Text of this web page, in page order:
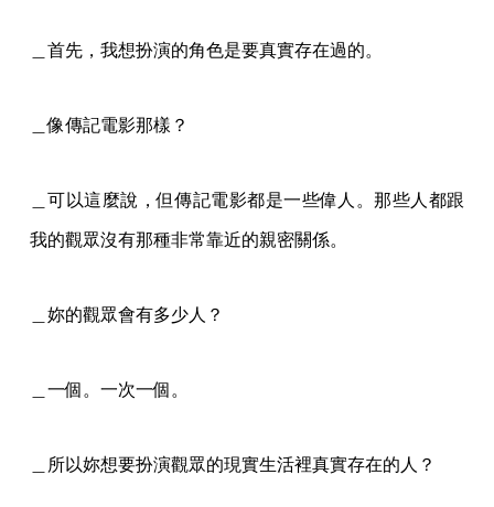
＿首先，我想扮演的角色是要真實存在過的。
＿像傳記電影那樣？
＿可以這麼說，但傳記電影都是一些偉人。那些人都跟
我的觀眾沒有那種非常靠近的親密關係。
＿妳的觀眾會有多少人？
＿一個。一次一個。
＿所以妳想要扮演觀眾的現實生活裡真實存在的人？